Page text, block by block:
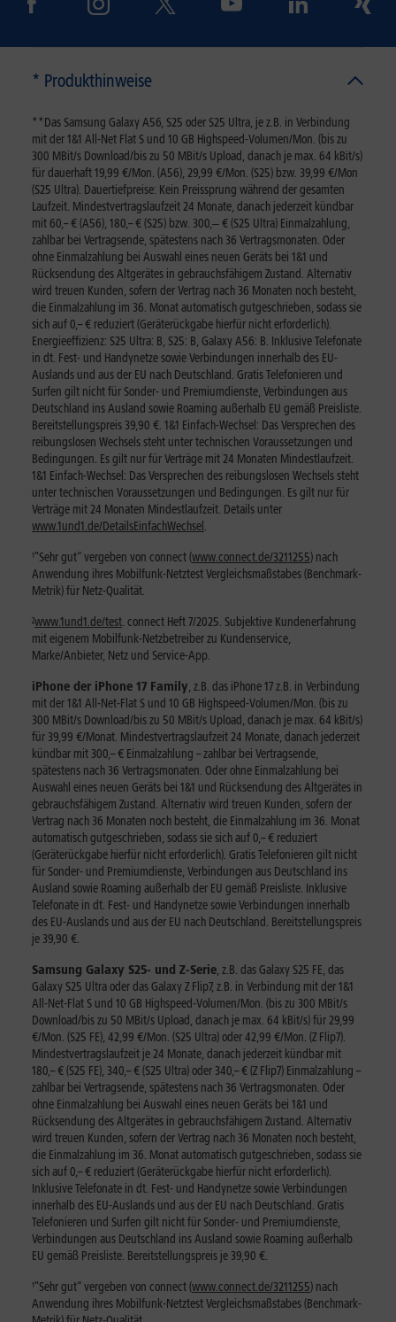
* Produkthinweise
**Das Samsung Galaxy A56, S25 oder S25 Ultra, je z.B. in Verbindung
mit der 1&1 All-Net Flat S und 10 GB Highspeed-Volumen/Mon. (bis zu
300 MBit/s Download/bis zu 50 MBit/s Upload, danach je max. 64 kBit/s)
für dauerhaft 19,99 €/Mon. (A56), 29,99 €/Mon. (S25) bzw. 39,99 €/Mon
(S25 Ultra). Dauertiefpreise: Kein Preissprung während der gesamten
Laufzeit. Mindestvertragslaufzeit 24 Monate, danach jederzeit kündbar
mit 60,– € (A56), 180,– € (S25) bzw. 300,‒ € (S25 Ultra) Einmalzahlung,
zahlbar bei Vertragsende, spätestens nach 36 Vertragsmonaten. Oder
ohne Einmalzahlung bei Auswahl eines neuen Geräts bei 1&1 und
Rücksendung des Altgerätes in gebrauchsfähigem Zustand. Alternativ
wird treuen Kunden, sofern der Vertrag nach 36 Monaten noch besteht,
die Einmalzahlung im 36. Monat automatisch gutgeschrieben, sodass sie
sich auf 0,– € reduziert (Geräterückgabe hierfür nicht erforderlich).
Energieeffizienz: S25 Ultra: B, S25: B, Galaxy A56: B. Inklusive Telefonate
in dt. Fest- und Handynetze sowie Verbindungen innerhalb des EU-
Auslands und aus der EU nach Deutschland. Gratis Telefonieren und
Surfen gilt nicht für Sonder- und Premiumdienste, Verbindungen aus
Deutschland ins Ausland sowie Roaming außerhalb EU gemäß Preisliste.
Bereitstellungspreis 39,90 €. 1&1 Einfach-Wechsel: Das Versprechen des
reibungslosen Wechsels steht unter technischen Voraussetzungen und
Bedingungen. Es gilt nur für Verträge mit 24 Monaten Mindestlaufzeit.
1&1 Einfach-Wechsel: Das Versprechen des reibungslosen Wechsels steht
unter technischen Voraussetzungen und Bedingungen. Es gilt nur für
Verträge mit 24 Monaten Mindestlaufzeit. Details unter
www.1und1.de/DetailsEinfachWechsel .
¹"Sehr gut“ vergeben von connect (www.connect.de/3211255) nach
Anwendung ihres Mobilfunk-Netztest Vergleichsmaßstabes (Benchmark-
Metrik) für Netz-Qualität.
²www.1und1.de/test. connect Heft 7/2025. Subjektive Kundenerfahrung
mit eigenem Mobilfunk-Netzbetreiber zu Kundenservice,
Marke/Anbieter, Netz und Service-App.
iPhone der iPhone 17 Family, z.B. das iPhone 17 z.B. in Verbindung
mit der 1&1 All-Net-Flat S und 10 GB Highspeed-Volumen/Mon. (bis zu
300 MBit/s Download/bis zu 50 MBit/s Upload, danach je max. 64 kBit/s)
für 39,99 €/Monat. Mindestvertragslaufzeit 24 Monate, danach jederzeit
kündbar mit 300,– € Einmalzahlung – zahlbar bei Vertragsende,
spätestens nach 36 Vertragsmonaten. Oder ohne Einmalzahlung bei
Auswahl eines neuen Geräts bei 1&1 und Rücksendung des Altgerätes in
gebrauchsfähigem Zustand. Alternativ wird treuen Kunden, sofern der
Vertrag nach 36 Monaten noch besteht, die Einmalzahlung im 36. Monat
automatisch gutgeschrieben, sodass sie sich auf 0,– € reduziert
(Geräterückgabe hierfür nicht erforderlich). Gratis Telefonieren gilt nicht
für Sonder- und Premiumdienste, Verbindungen aus Deutschland ins
Ausland sowie Roaming außerhalb der EU gemäß Preisliste. Inklusive
Telefonate in dt. Fest- und Handynetze sowie Verbindungen innerhalb
des EU-Auslands und aus der EU nach Deutschland. Bereitstellungspreis
je 39,90 €.
Samsung Galaxy S25- und Z-Serie, z.B. das Galaxy S25 FE, das
Galaxy S25 Ultra oder das Galaxy Z Flip7, z.B. in Verbindung mit der 1&1
All-Net-Flat S und 10 GB Highspeed-Volumen/Mon. (bis zu 300 MBit/s
Download/bis zu 50 MBit/s Upload, danach je max. 64 kBit/s) für 29,99
€/Mon. (S25 FE), 42,99 €/Mon. (S25 Ultra) oder 42,99 €/Mon. (Z Flip7).
Mindestvertragslaufzeit je 24 Monate, danach jederzeit kündbar mit
180,– € (S25 FE), 340,– € (S25 Ultra) oder 340,– € (Z Flip7) Einmalzahlung –
zahlbar bei Vertragsende, spätestens nach 36 Vertragsmonaten. Oder
ohne Einmalzahlung bei Auswahl eines neuen Geräts bei 1&1 und
Rücksendung des Altgerätes in gebrauchsfähigem Zustand. Alternativ
wird treuen Kunden, sofern der Vertrag nach 36 Monaten noch besteht,
die Einmalzahlung im 36. Monat automatisch gutgeschrieben, sodass sie
sich auf 0,– € reduziert (Geräterückgabe hierfür nicht erforderlich).
Inklusive Telefonate in dt. Fest- und Handynetze sowie Verbindungen
innerhalb des EU-Auslands und aus der EU nach Deutschland. Gratis
Telefonieren und Surfen gilt nicht für Sonder- und Premiumdienste,
Verbindungen aus Deutschland ins Ausland sowie Roaming außerhalb
EU gemäß Preisliste. Bereitstellungspreis je 39,90 €.
¹"Sehr gut“ vergeben von connect (www.connect.de/3211255) nach
Anwendung ihres Mobilfunk-Netztest Vergleichsmaßstabes (Benchmark-